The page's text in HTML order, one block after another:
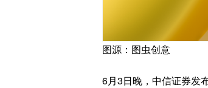
图源：图虫创意
6月3日晚，中信证券发